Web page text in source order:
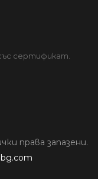
сертификат.
права запазени.